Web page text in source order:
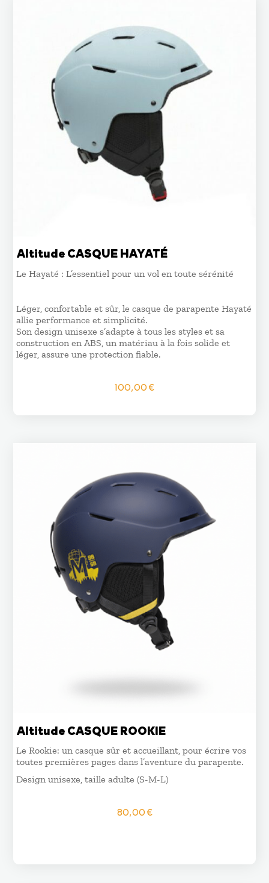
Altitude CASQUE HAYATÉ
Le Hayaté : L’essentiel pour un vol en toute sérénité
Léger, confortable et sûr, le casque de parapente Hayaté
allie performance et simplicité.
Son design unisexe s’adapte à tous les styles et sa
construction en ABS, un matériau à la fois solide et
léger, assure une protection fiable.
100,00€
Altitude CASQUE ROOKIE
Le Rookie: un casque sûr et accueillant, pour écrire vos
toutes premières pages dans l’aventure du parapente.
Design unisexe, taille adulte (S-M-L)
80,00€